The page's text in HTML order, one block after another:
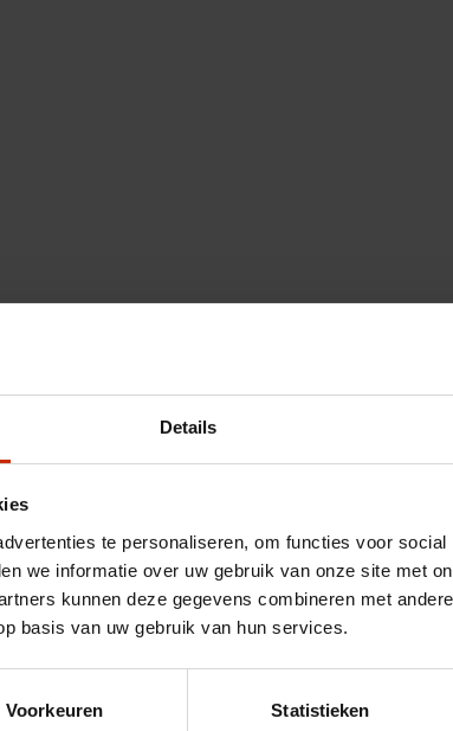
Details
te personaliseren, om functies voor
we informatie over uw gebruik van onze site met
kunnen deze gegevens combineren met
basis van uw gebruik van hun services.
Voorkeuren Statistieken